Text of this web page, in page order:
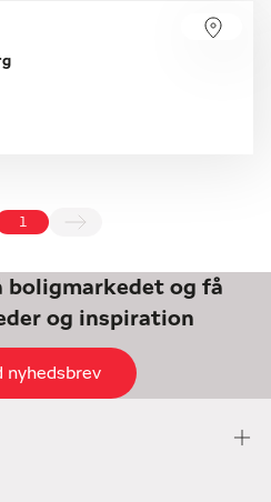
boligmarkedet og få
og inspiration
nyhedsbrev